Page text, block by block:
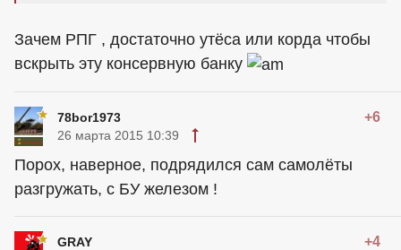
Зачем РПГ , достаточно утёса или корда чтобы
вскрыть эту консервную банку
78bor1973 +6
26 марта 2015 10:39
Порох, наверное, подрядился сам самолёты
разгружать, с БУ железом !
GRAY +4